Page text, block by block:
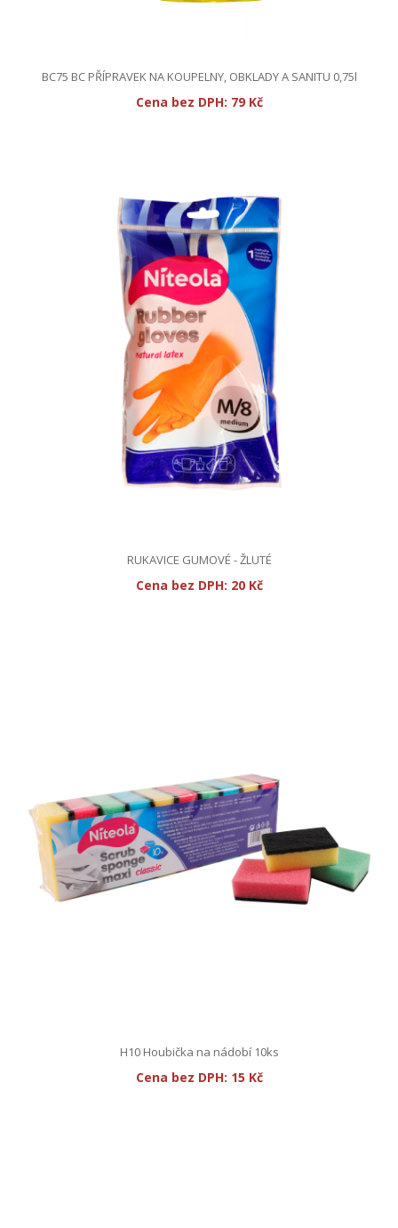
BC75 BC PŘÍPRAVEK NA KOUPELNY, OBKLADY A SANITU 0,75l
Cena bez DPH: 79 Kč
RUKAVICE GUMOVÉ - ŽLUTÉ
Cena bez DPH: 20 Kč
H10 Houbička na nádobí 10ks
Cena bez DPH: 15 Kč